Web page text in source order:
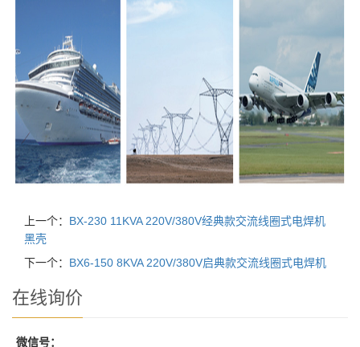
上一个： BX-230 11KVA 220V/380V经典款交流线圈式电焊机
黑壳
下一个： BX6-150 8KVA 220V/380V启典款交流线圈式电焊机
在线询价
微信号：